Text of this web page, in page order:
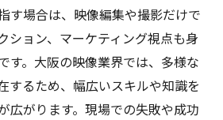
す場合は、映像編集や撮影だけで
ション、マーケティング視点も身
す。大阪の映像業界では、多様な
するため、幅広いスキルや知識を
広がります。現場での失敗や成功